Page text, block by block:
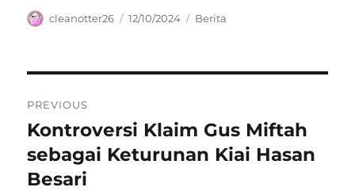
Author
cleanotter26
Posted
12/10/2024 Categories
Berita
pos
PREVIOUS
Previous
post:
Kontroversi Klaim Gus Miftah
sebagai Keturunan Kiai Hasan
Besari